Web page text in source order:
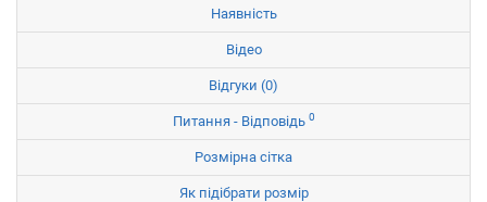
Наявність
Відео
Відгуки (0)
Питання - Відповідь 0
Розмірна сітка
Як підібрати розмір